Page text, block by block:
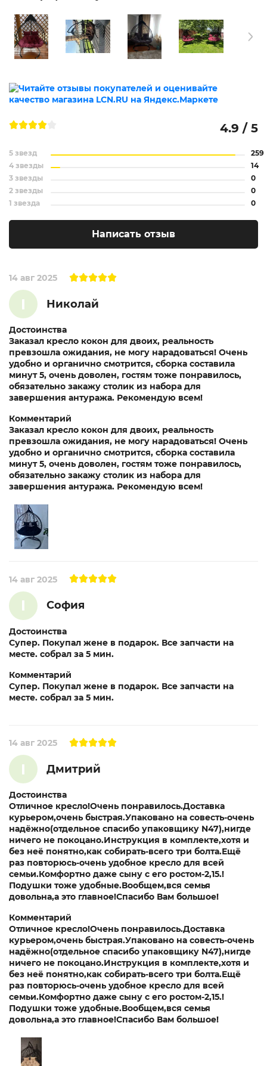
I Николай
14 авг 2025
Достоинства
Заказал кресло кокон для двоих, реальность
превзошла ожидания, не могу нарадоваться! Очень
удобно и органично смотрится, сборка составила
минут 5, очень доволен, гостям тоже понравилось,
обязательно закажу столик из набора для
завершения антуража. Рекомендую всем!
Комментарий
Заказал кресло кокон для двоих, реальность
превзошла ожидания, не могу нарадоваться! Очень
удобно и органично смотрится, сборка составила
минут 5, очень доволен, гостям тоже понравилось,
обязательно закажу столик из набора для
завершения антуража. Рекомендую всем!
I София
14 авг 2025
Достоинства
Супер. Покупал жене в подарок. Все запчасти на
месте. собрал за 5 мин.
Комментарий
Супер. Покупал жене в подарок. Все запчасти на
месте. собрал за 5 мин.
I Дмитрий
14 авг 2025
Достоинства
Отличное кресло!Очень понравилось.Доставка
курьером,очень быстрая.Упаковано на совесть-очень
надёжно(отдельное спасибо упаковщику N47),нигде
ничего не покоцано.Инструкция в комплекте,хотя и
без неё понятно,как собирать-всего три болта.Ещё
раз повторюсь-очень удобное кресло для всей
семьи.Комфортно даже сыну с его ростом-2,15.!
Подушки тоже удобные.Вообщем,вся семья
довольна,а это главное!Спасибо Вам большое!
Комментарий
Отличное кресло!Очень понравилось.Доставка
курьером,очень быстрая.Упаковано на совесть-очень
надёжно(отдельное спасибо упаковщику N47),нигде
ничего не покоцано.Инструкция в комплекте,хотя и
без неё понятно,как собирать-всего три болта.Ещё
раз повторюсь-очень удобное кресло для всей
семьи.Комфортно даже сыну с его ростом-2,15.!
Подушки тоже удобные.Вообщем,вся семья
довольна,а это главное!Спасибо Вам большое!
4.9 / 5
5 звезд
259
4 звезды
14
3 звезды
0
2 звезды
0
1 звезда
0
Написать отзыв